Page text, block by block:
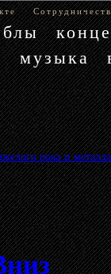
музыка
рока и металла